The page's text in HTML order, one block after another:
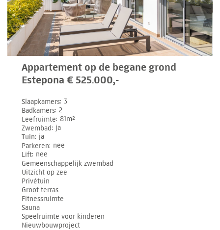
Appartement op de begane grond
Estepona € 525.000,-
Slaapkamers 3
Badkamers 2
Leefruimte 81m²
Zwembad ja
Tuin ja
Parkeren nee
Lift nee
Gemeenschappelijk zwembad
Uitzicht op zee
Privétuin
Groot terras
Fitnessruimte
Sauna
Speelruimte voor kinderen
Nieuwbouwproject